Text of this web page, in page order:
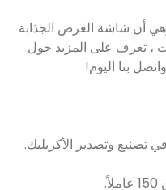
وهي أن شاشة العرض الجذابة
، تعرف على المزيد حول
بنا اليوم!